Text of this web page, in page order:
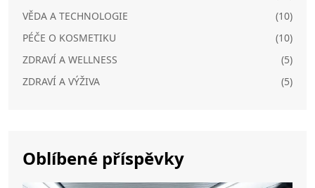
VĚDA A TECHNOLOGIE
(10)
PÉČE O KOSMETIKU
(10)
ZDRAVÍ A WELLNESS
(5)
ZDRAVÍ A VÝŽIVA
(5)
Oblíbené příspěvky